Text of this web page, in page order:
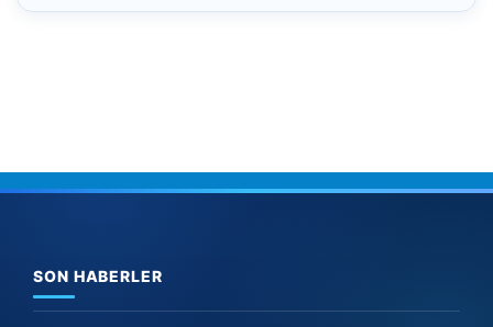
SON HABERLER